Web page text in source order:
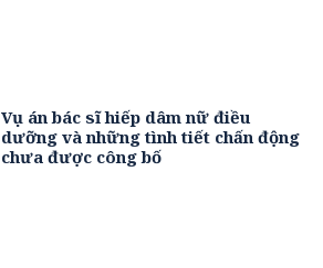
Vụ án bác sĩ hiếp dâm nữ điều
dưỡng và những tình tiết chấn động
chưa được công bố